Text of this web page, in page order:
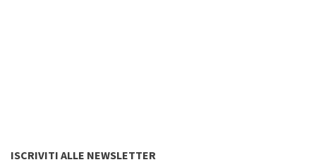
ISCRIVITI ALLE NEWSLETTER